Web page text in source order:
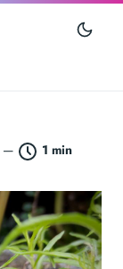
— 1 min